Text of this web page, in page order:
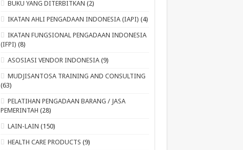
BUKU YANG DITERBITKAN (2)
IKATAN AHLI PENGADAAN INDONESIA (IAPI) (4)
IKATAN FUNGSIONAL PENGADAAN INDONESIA
(IFPI) (8)
ASOSIASI VENDOR INDONESIA (9)
MUDJISANTOSA TRAINING AND CONSULTING
(63)
PELATIHAN PENGADAAN BARANG / JASA
PEMERINTAH (28)
LAIN-LAIN (150)
HEALTH CARE PRODUCTS (9)